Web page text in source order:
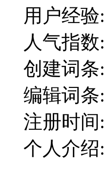
用户经验:
人气指数:
创建词条:
编辑词条:
注册时间:
个人介绍: